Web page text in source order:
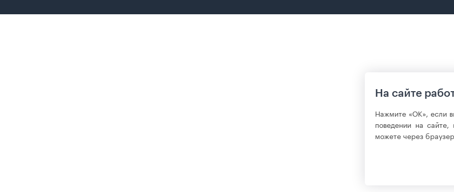
На сайте
Нажмите «ОК», если
поведении на
можете через